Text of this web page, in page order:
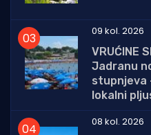
09 kol. 2026
VRUĆINE
Jadranu
stupnjeva
lokalni
08 kol. 2026